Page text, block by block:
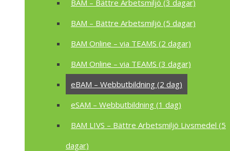
BAM – Bättre Arbetsmiljö (3 dagar)
BAM – Bättre Arbetsmiljö (5 dagar)
BAM Online – via TEAMS (2 dagar)
BAM Online – via TEAMS (3 dagar)
eBAM – Webbutbildning (2 dag)
eSAM – Webbutbildning (1 dag)
BAM LIVS – Bättre Arbetsmiljö Livsmedel (5
dagar)